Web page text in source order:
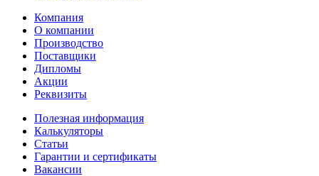
Компания
О компании
Производство
Поставщики
Дипломы
Акции
Реквизиты
Полезная информация
Калькуляторы
Статьи
Гарантии и сертификаты
Вакансии